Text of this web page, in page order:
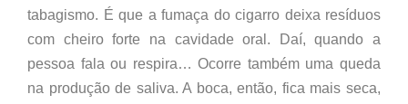
tabagismo. É que a fumaça do cigarro deixa resíduos
com cheiro forte na cavidade oral. Daí, quando a
pessoa fala ou respira… Ocorre também uma queda
na produção de saliva. A boca, então, fica mais seca,